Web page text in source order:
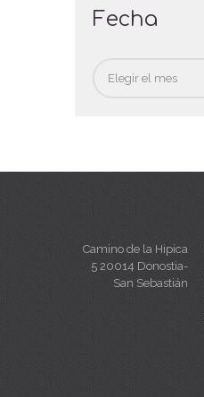
Fecha
Camino de la Hipica
5 20014 Donostia-
San Sebastián